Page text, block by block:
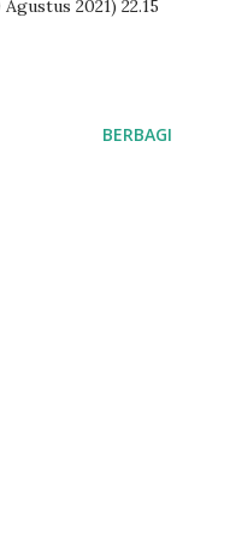
2021) 22.15
BERBAGI